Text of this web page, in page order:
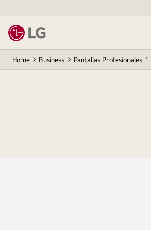
Home Business Pantallas Profesionales